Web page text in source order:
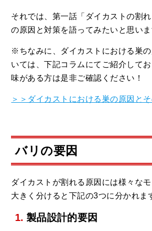
それでは、第一話「ダイカストの割
の原因と対策を語ってみたいと思いま
※ちなみに、ダイカストにおける巣
いては、下記コラムにてご紹介して
味がある方は是非ご確認ください！
＞＞ダイカストにおける巣の原因と
バリの要因
ダイカストが割れる原因には様々なモ
大きく分けると下記の3つに分かれま
製品設計的要因